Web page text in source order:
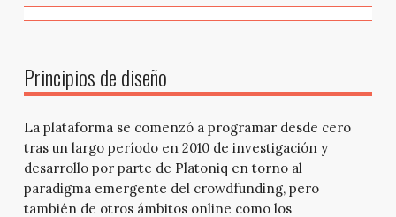
Principios de diseño
La plataforma se comenzó a programar desde cero
tras un largo período en 2010 de investigación y
desarrollo por parte de Platoniq en torno al
paradigma emergente del crowdfunding, pero
también de otros ámbitos online como los